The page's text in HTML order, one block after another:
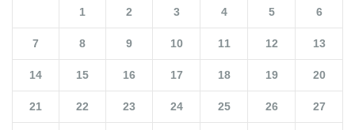
1 2 3 4 5 6
7 8 9 10 11 12 13
14 15 16 17 18 19 20
21 22 23 24 25 26 27